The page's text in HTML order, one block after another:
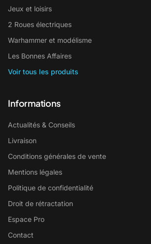
Jeux et loisirs
2 Roues électriques
Warhammer et modélisme
Les Bonnes Affaires
Voir tous les produits
Informations
Actualités & Conseils
Livraison
Conditions générales de vente
Mentions légales
Politique de confidentialité
Droit de rétractation
Espace Pro
Contact